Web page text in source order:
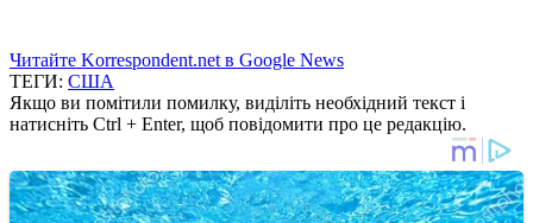
Читайте Korrespondent.net в Google News
ТЕГИ: США
Якщо ви помітили помилку, виділіть необхідний текст і
натисніть Ctrl + Enter, щоб повідомити про це редакцію.